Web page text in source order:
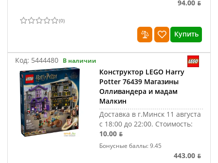
94.00 ƃ
(0)
Купить
Код: 5444480 В наличии
Конструктор LEGO Harry
Potter 76439 Магазины
Олливандера и мадам
Малкин
Доставка в г.Минск 11 августа
с 18:00 до 22:00. Стоимость:
10.00 ƃ
Бонусные баллы: 9.45
443.00 ƃ